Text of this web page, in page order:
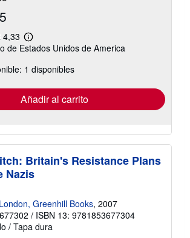
4,33
Más
información
las
tarifas
envío
de Estados Unidos de America
1 disponibles
Añadir al carrito
Britain's Resistance Plans
Nazis
London, Greenhill Books, 2007
/ ISBN 13: 9781853677304
/ Tapa dura